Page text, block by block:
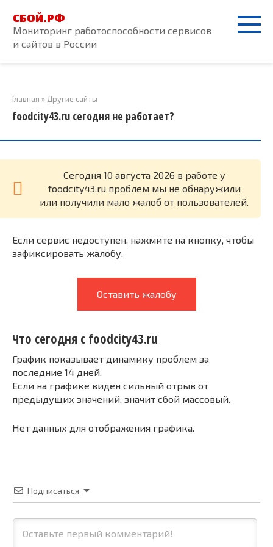
контенту
СБОЙ.РФ
Мониторинг работоспособности сервисов
и сайтов в России
Главная » Другие сайты
foodcity43.ru сегодня не работает?
Cегодня 10 августа 2026 в работе у
foodcity43.ru проблем мы не обнаружили
или получили мало жалоб от пользователей.
Если сервис недоступен, нажмите на кнопку, чтобы
зафиксировать жалобу.
Оставить жалобу
Что сегодня с foodcity43.ru
График показывает динамику проблем за
последние 14 дней.
Если на графике виден сильный отрыв от
предыдущих значений, значит сбой массовый.
Нет данных для отображения графика.
Подписаться